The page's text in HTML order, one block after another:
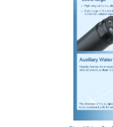
> Taşınabilir
> Çok Fonksiyonlu
> KBB Otoskop